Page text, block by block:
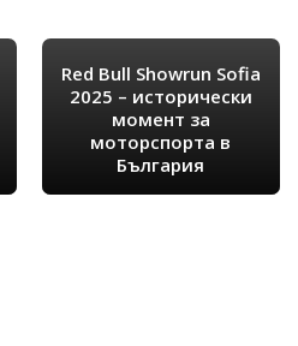
Red Bull Showrun Sofia
2025 – исторически
момент за
моторспорта в
България